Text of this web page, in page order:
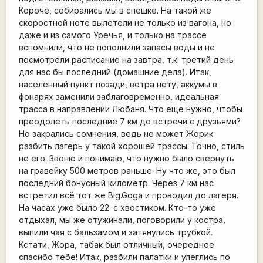
Короче, собирались мы в спешке. На такой же
скоростной ноте вылетели не только из вагона, но
даже и из самого Уречья, и только на трассе
вспомнили, что не пополнили запасы воды и не
посмотрели расписание на завтра, т.к. третий день
для нас бы последний (домашние дела). Итак,
населенный пункт позади, ветра нету, аккумы в
фонарях заменили заблаговременно, идеальная
трасса в направлении Любаня. Что еще нужно, чтобы
преодолеть последние 7 км до встречи с друзьями?
Но закрались сомнения, ведь не может Жорик
разбить лагерь у такой хорошей трассы. Точно, стиль
не его. Звоню и понимаю, что нужно было свернуть
на гравейку 500 метров раньше. Ну что же, это был
последний бонусный километр. Через 7 км нас
встретил всё тот же Big.Goga и проводил до лагеря.
На часах уже было 22: с хвостиком. Кто-то уже
отдыхал, мы же отужинали, поговорили у костра,
выпили чая с бальзамом и затянулись трубкой.
Кстати, Жора, табак был отличный, очередное
спасибо тебе! Итак, разбили палатки и улеглись по